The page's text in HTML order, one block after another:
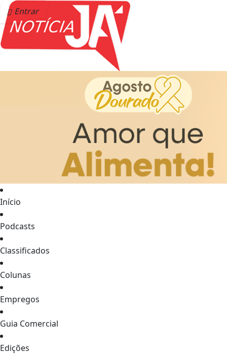
Entrar
Início
Podcasts
Classificados
Colunas
Empregos
Guia Comercial
Edições